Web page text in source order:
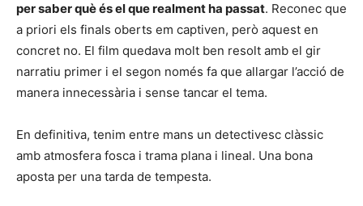
per saber què és el que realment ha passat. Reconec que
a priori els finals oberts em captiven, però aquest en
concret no. El film quedava molt ben resolt amb el gir
narratiu primer i el segon només fa que allargar l’acció de
manera innecessària i sense tancar el tema.
En definitiva, tenim entre mans un detectivesc clàssic
amb atmosfera fosca i trama plana i lineal. Una bona
aposta per una tarda de tempesta.